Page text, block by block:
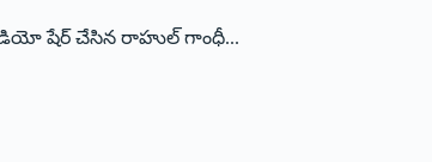
షేర్‌ చేసిన రాహుల్‌ గాంధీ...